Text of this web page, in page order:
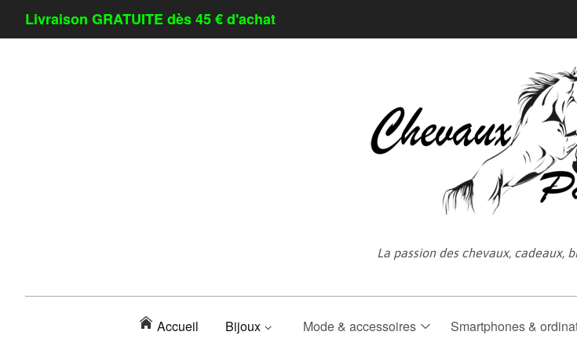
Livraison GRATUITE dès 45 € d'achat
La passion des chevaux, cadeaux,
Accueil Bijoux Mode & accessoires Smartphones &